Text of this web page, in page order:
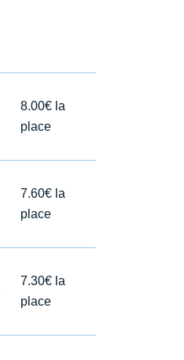
8.00€ la
place
7.60€ la
place
7.30€ la
place